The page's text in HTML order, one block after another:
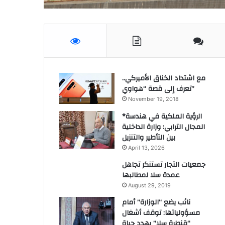
مع اشتداد الخناق الأميركي..
تعرف إلى قصة “هواوي”
November 19, 2018
*الرؤية الملكية في هندسة
المجال الترابي: وزارة الداخلية
بين التأطير والتنزيل
April 13, 2026
جمعيات التجار تستنكر تجاهل
عمدة سلا لمطالبها
August 29, 2019
نائب يضع “الوزارة” أمام
مسؤولياتها: توقف أشغال